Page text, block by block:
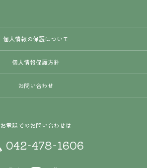
個人情報の保護について
個人情報保護方針
お問い合わせ
お電話でのお問い合わせは
042-478-1606